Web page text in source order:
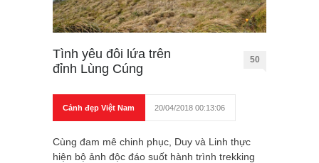
Tình yêu đôi lứa trên
đỉnh Lùng Cúng
50
Cảnh đẹp Việt Nam 20/04/2018 00:13:06
Cùng đam mê chinh phục, Duy và Linh thực
hiện bộ ảnh độc đáo suốt hành trình trekking